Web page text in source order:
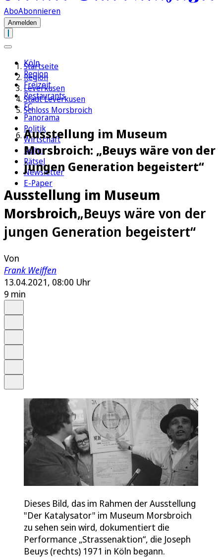
AboAbonnieren
Anmelden
Köln
Region
Freizeit
Restaurants
FC
Panorama
Politik
Wirtschaft
Kultur
Rätsel
Newsletter
E-Paper
Startseite
Region
Leverkusen
Stadt Leverkusen
Schloss Morsbroich
Ausstellung im Museum
Morsbroich: „Beuys wäre von der
jungen Generation begeistert“
Ausstellung im Museum
Morsbroich„Beuys wäre von der
jungen Generation begeistert“
Von
Frank Weiffen
13.04.2021, 08:00 Uhr
9 min
Dieses Bild, das im Rahmen der Ausstellung
"Der Katalysator" im Museum Morsbroich
zu sehen sein wird, dokumentiert die
Performance „Strassenaktion“, die Joseph
Beuys (rechts) 1971 in Köln begann.